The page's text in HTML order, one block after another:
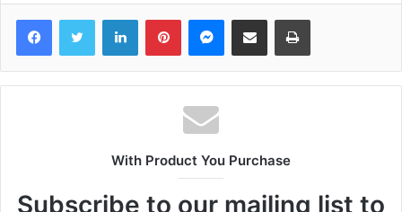
FacebookTwitter LinkedInPinterestMessenger
Share via Email Print
With Product You Purchase
Subscribe to our mailing list to